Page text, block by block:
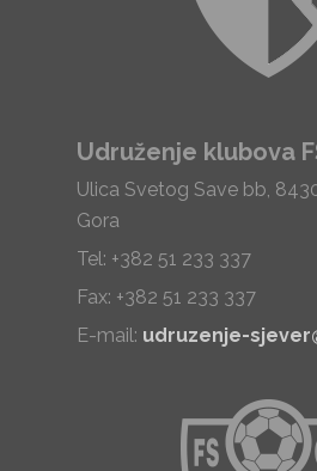
Udruženje klubova
Ulica Svetog Save bb,
Gora
Tel: +382 51 233 337
Fax: +382 51 233 337
E-mail: udruzenje-